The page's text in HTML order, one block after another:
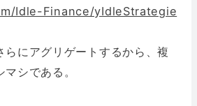
Idle-Finance/yIdleStrategie
らにアグリゲートするから、複
シである。